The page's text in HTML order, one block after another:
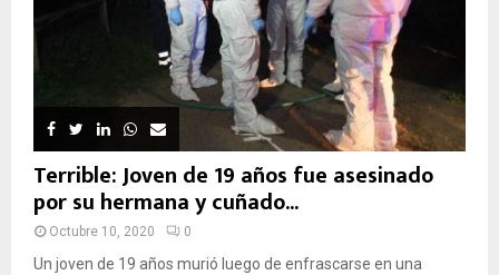
Terrible: Joven de 19 años fue asesinado
por su hermana y cuñado...
Octubre 10, 2020 0
Un joven de 19 años murió luego de enfrascarse en una